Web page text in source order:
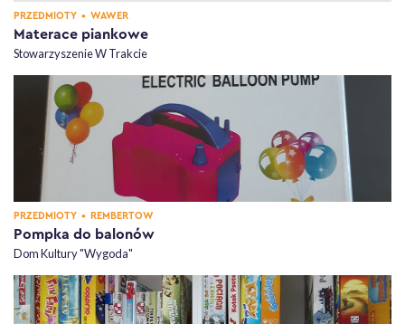
KATEGORIA,
PRZEDMIOTY • , DZIELNICE,
WAWER
Materace piankowe
Stowarzyszenie W Trakcie
KATEGORIA,
PRZEDMIOTY • , DZIELNICE,
REMBERTÓW
Pompka do balonów
Dom Kultury "Wygoda"